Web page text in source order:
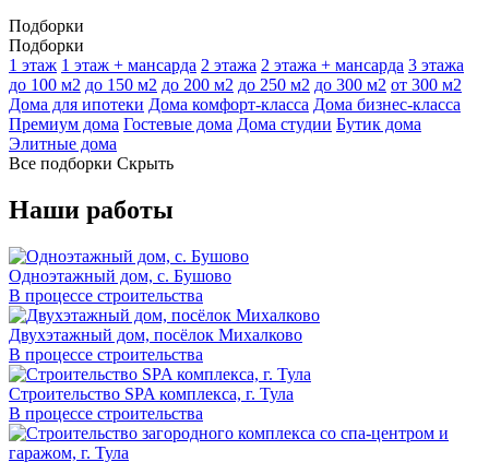
Подборки
Подборки
1 этаж 1 этаж + мансарда 2 этажа 2 этажа + мансарда 3 этажа
до 100 м2 до 150 м2 до 200 м2 до 250 м2 до 300 м2 от 300 м2
Дома для ипотеки Дома комфорт-класса Дома бизнес-класса
Премиум дома Гостевые дома Дома студии Бутик дома
Элитные дома
Все подборки Скрыть
Наши работы
Одноэтажный дом, с. Бушово
В процессе строительства
Двухэтажный дом, посёлок Михалково
В процессе строительства
Строительство SPA комплекса, г. Тула
В процессе строительства